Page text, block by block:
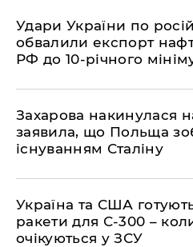
​Удари України по
обвалили експорт
РФ до 10-річного
​Захарова накинулася
заявила, що Польща
існуванням Сталіну
​Україна та США
ракети для С-300 –
очікуються у ЗСУ